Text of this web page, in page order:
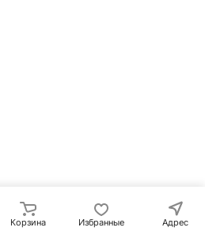
Корзина Избранные Адрес